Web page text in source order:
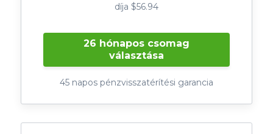
díja $56.94
26 hónapos csomag
választása
45 napos pénzvisszatérítési garancia